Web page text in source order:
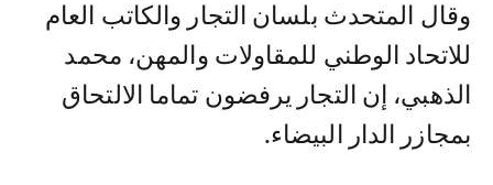
وقال المتحدث بلسان التجار والكاتب العام
للاتحاد الوطني للمقاولات والمهن، محمد
الذهبي، إن التجار يرفضون تماما الالتحاق
بمجازر الدار البيضاء.